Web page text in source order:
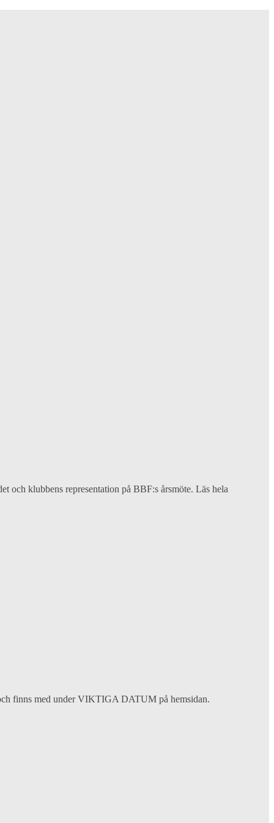
och klubbens representation på BBF:s årsmöte. Läs hela
finns med under VIKTIGA DATUM på hemsidan.